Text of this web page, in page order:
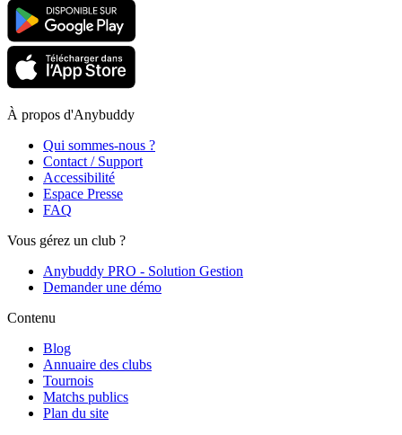
À propos d'Anybuddy
Qui sommes-nous ?
Contact / Support
Accessibilité
Espace Presse
FAQ
Vous gérez un club ?
Anybuddy PRO - Solution Gestion
Demander une démo
Contenu
Blog
Annuaire des clubs
Tournois
Matchs publics
Plan du site